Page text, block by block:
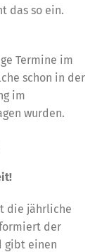
das so ein.
Termine im
schon in der
im
wurden.
die jährliche
der
gibt einen